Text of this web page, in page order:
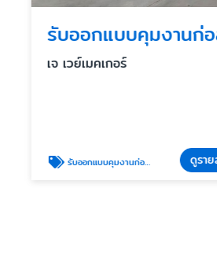
เจ เวย์เมคเกอร์
รับออกแบบคุมงานก่อสร้างอาคารสูง ดูราย